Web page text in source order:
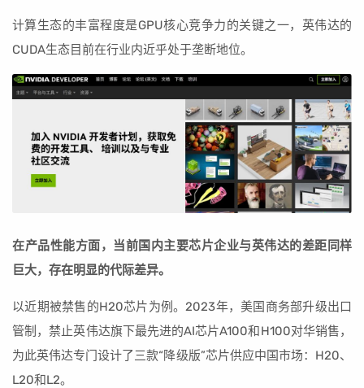
计算生态的丰富程度是GPU核心竞争力的关键之一，英伟达的
CUDA生态目前在行业内近乎处于垄断地位。
在产品性能方面，当前国内主要芯片企业与英伟达的差距同样
巨大，存在明显的代际差异。
以近期被禁售的H20芯片为例。2023年，美国商务部升级出口
管制，禁止英伟达旗下最先进的AI芯片A100和H100对华销售，
为此英伟达专门设计了三款“降级版”芯片供应中国市场：H20、
L20和L2。